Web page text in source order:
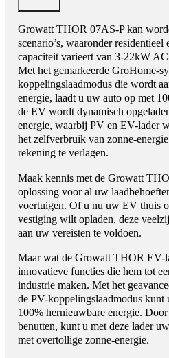
Growatt THOR 07AS-P kan
scenario’s, waaronder
capaciteit varieert van 3-22kW
Met het gemarkeerde GroHome-
koppelingslaadmodus die wordt
energie, laadt u uw auto op met
de EV wordt dynamisch
energie, waarbij PV en EV-lader
het zelfverbruik van zonne-
rekening te verlagen.
Maak kennis met de Growatt
oplossing voor al uw
voertuigen. Of u nu uw EV thuis
vestiging wilt opladen, deze
aan uw vereisten te voldoen.
Maar wat de Growatt THOR EV-
innovatieve functies die hem tot
industrie maken. Met het
de PV-koppelingslaadmodus kunt
100% hernieuwbare energie.
benutten, kunt u met deze lader
met overtollige zonne-energie.